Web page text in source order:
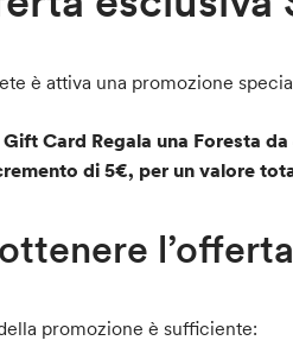
è attiva una promozione
Card Regala una Foresta
di 5€, per un valore
l’offerta
promozione è sufficiente: